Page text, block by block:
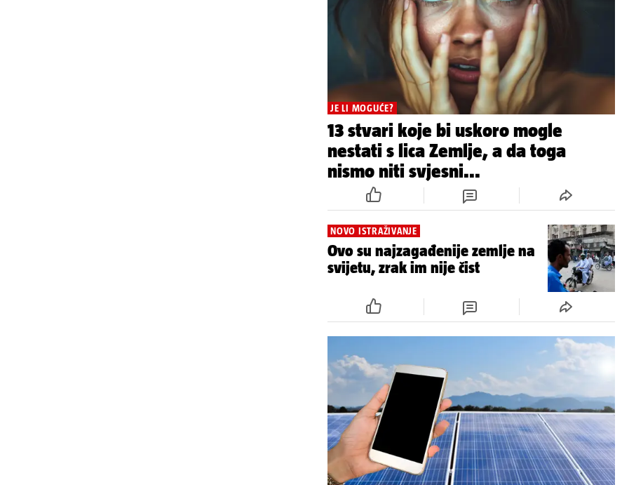
JE LI MOGUĆE?
13 stvari koje bi uskoro mogle
nestati s lica Zemlje, a da toga
nismo niti svjesni...
NOVO ISTRAŽIVANJE
Ovo su najzagađenije zemlje na
svijetu, zrak im nije čist